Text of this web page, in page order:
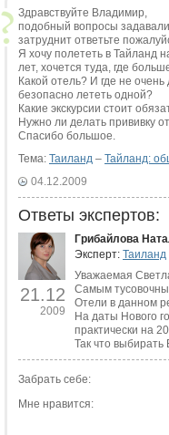
Здравствуйте Владимир,
подобный вопросы
затруднит ответьте
Я хочу полететь в Тайланд
лет, хочется туда, где
Какой отель? И где не очень
безопасно лететь одной?
Какие экскурсии стоит
Нужно ли делать прививку
Спасибо большое.
Тема: Таиланд – Тайланд:
04.12.2009
Ответы экспертов:
21.12
2009
Грибайлова
Эксперт: Таиланд
Уважаемая
Самым
Отели в данном
На даты Нового
практически на
Так что выбирать
Забрать себе:
Мне нравится: